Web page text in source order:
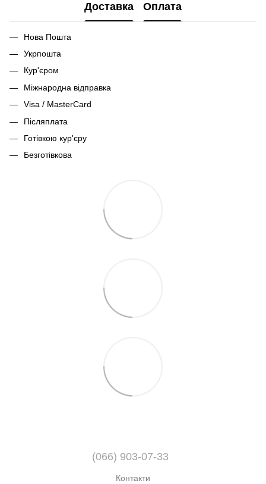
Доставка Оплата
Нова Пошта
Укрпошта
Кур'єром
Міжнародна відправка
Visa / MasterCard
Післяплата
Готівкою кур'єру
Безготівкова
(066) 903-07-33
Контакти